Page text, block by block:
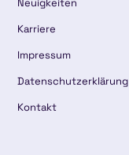
Neuigkeiten
Karriere
Impressum
Datenschutzerklärung
Kontakt